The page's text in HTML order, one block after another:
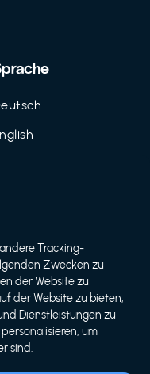
Tracking-
Zwecken zu
der Website zu
der Website zu bieten,
Dienstleistungen zu
um
sind.